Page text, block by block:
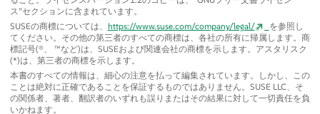
ス ”セクションに含まれています。
SUSEの商標については、 https://www.suse.com/company/legal/
を参照し
てください。その他の第三者のすべての商標は、各社の所有に帰属します。商
標記号(®、 ™など)は、SUSEおよび関連会社の商標を示します。アスタリスク
(*)は、第三者の商標を示します。
本書のすべての情報は、細心の注意を払って編集されています。しかし、この
ことは絶対に正確であることを保証するものではありません。SUSE LLC、そ
の関係者、著者、翻訳者のいずれも誤りまたはその結果に対して一切責任を負
いかねます。